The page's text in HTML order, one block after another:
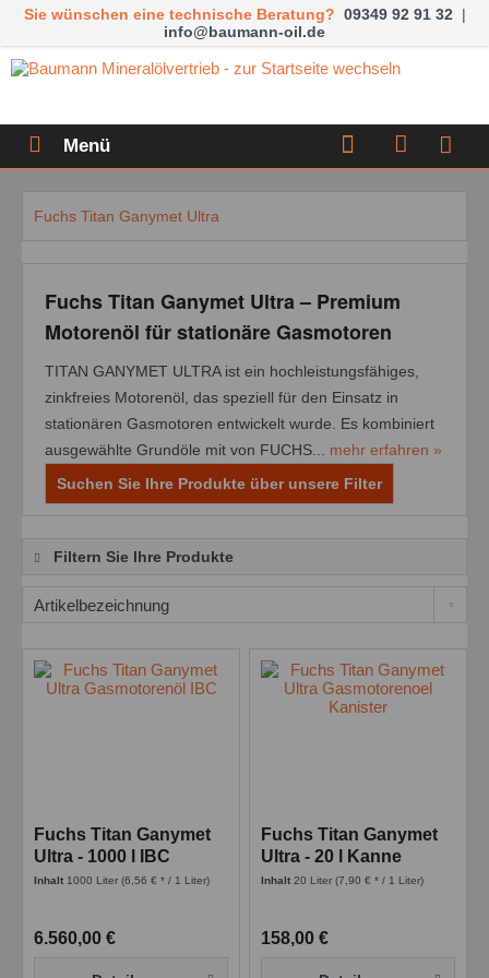
Sie wünschen eine technische Beratung? 09349 92 91 32 |
info@baumann-oil.de
Menü
Fuchs Titan Ganymet Ultra
Fuchs Titan Ganymet Ultra – Premium
Motorenöl für stationäre Gasmotoren
TITAN GANYMET ULTRA ist ein hochleistungsfähiges,
zinkfreies Motorenöl, das speziell für den Einsatz in
stationären Gasmotoren entwickelt wurde. Es kombiniert
ausgewählte Grundöle mit von FUCHS... mehr erfahren »
Suchen Sie Ihre Produkte über unsere Filter
Filtern Sie Ihre Produkte
Fuchs Titan Ganymet
Ultra - 1000 l IBC
Inhalt 1000 Liter(6,56 € * / 1 Liter)
6.560,00 €
Fuchs Titan Ganymet
Ultra - 20 l Kanne
Inhalt20 Liter(7,90 € * / 1 Liter)
158,00 €